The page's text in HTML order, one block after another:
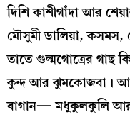
দিশি কাশীগাঁদা আর
মৌসুমী ডালিয়া, কসমস,
তাতে গুল্মগোত্রের গাছ
কুন্দ আর ঝুমকোজবা।
বাগান— মধুকুলকুলি আর